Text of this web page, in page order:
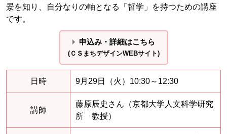
景を知り、自分なりの軸となる「哲学」を持つための講座
です。
申込み・詳細はこちら
(ＣＳまちデザインWEBサイト)
日時 9月29日（火）10:30～12:30
講師
藤原辰史さん（京都大学人文科学研究
所 教授）